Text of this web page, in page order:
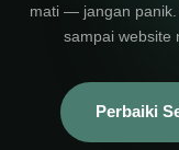
mati — jangan panik.
sampai website
Perbaiki